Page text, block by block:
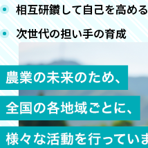
相互研鑽して自己を高める
次世代の担い手の育成